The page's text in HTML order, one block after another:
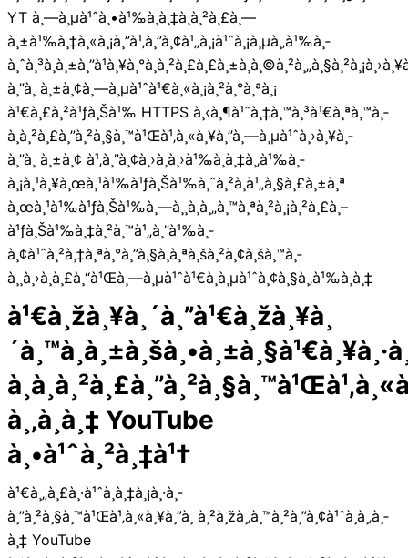
YT à¸—à¸µà¹ˆà¸•à¹‰à¸­à¸‡à¸à¸²à¸£à¸—
à¸±à¹‰à¸‡à¸«à¸¡à¸”à¹‚à¸”à¸¢à¹„à¸¡à¹ˆà¸¡à¸µà¸‚à¹‰à¸­
à¸”à¸ à¸±à¸¢à¸—à¸µà¹ˆà¹€à¸«à¸¡à¸²à¸°à¸ªà¸¡
à¹€à¸£à¸²à¹ƒà¸Šà¹‰ HTTPS à¸‹à¸¶à¹ˆà¸‡à¸™à¸³à¹€à¸ªà¸™à¸­
à¸à¸²à¸£à¸”à¸²à¸§à¸™à¹Œà¹‚à¸«à¸¥à¸”à¸—à¸µà¹ˆà¸›à¸¥à¸­
à¸”à¸ à¸±à¸¢ à¹‚à¸”à¸¢à¸›à¸à¸›à¹‰à¸­à¸‡à¸‚à¹‰à¸­
à¸¡à¸¹à¸¥à¸œà¸¹à¹‰à¹ƒà¸Šà¹‰à¸ˆà¸²à¸à¹„à¸§à¸£à¸±à¸ª
à¸œà¸¹à¹‰à¹ƒà¸Šà¹‰à¸—à¸¸à¸à¸„à¸™à¸ªà¸²à¸¡à¸²à¸£à¸–
à¹ƒà¸Šà¹‰à¸‡à¸²à¸™à¹„à¸”à¹‰à¸­
à¸¢à¹ˆà¸²à¸‡à¸ªà¸°à¸”à¸§à¸à¸ªà¸šà¸²à¸¢à¸šà¸™à¸­
à¸¸à¸›à¸à¸£à¸“à¹Œà¸—à¸µà¹ˆà¹€à¸à¸µà¹ˆà¸¢à¸§à¸‚à¹‰à¸­à¸‡
à¹€à¸žà¸¥à¸´à¸”à¹€à¸žà¸¥à¸
à¸‚à¸­à¸‡ YouTube
à¸•à¹ˆà¸²à¸‡à¹†
à¹€à¸„à¸£à¸·à¹ˆà¸­à¸‡à¸¡à¸·à¸­
à¸”à¸²à¸§à¸™à¹Œà¹‚à¸«à¸¥à¸”à¸ à¸²à¸žà¸‚à¸™à¸²à¸”à¸¢à¹ˆà¸­à¸‚à¸­
à¸‡ YouTube